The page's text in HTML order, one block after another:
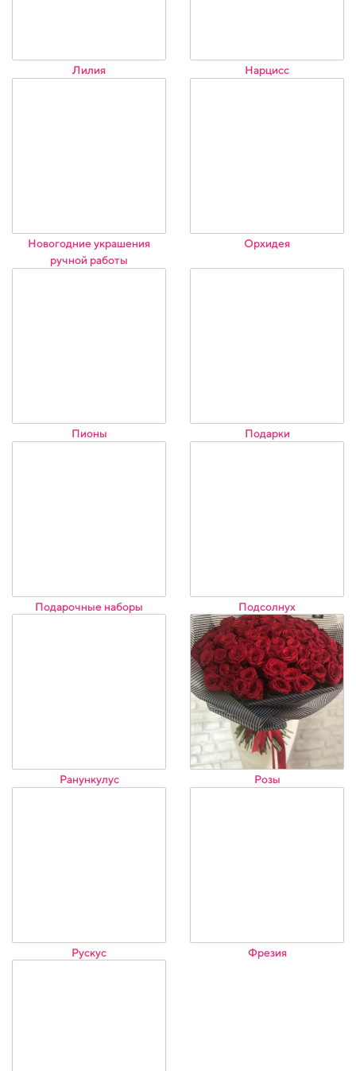
Лилия Нарцисс
Новогодние украшения
ручной работы
Орхидея
Пионы Подарки
Подарочные наборы Подсолнух
Ранункулус Розы
Рускус Фрезия